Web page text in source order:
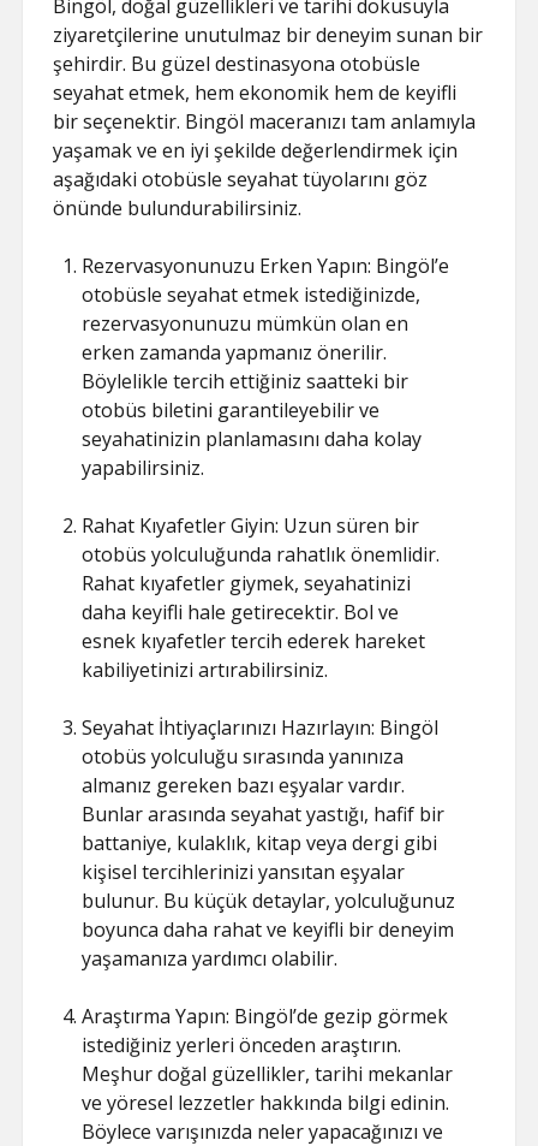
Bingöl, doğal güzellikleri ve tarihi dokusuyla
ziyaretçilerine unutulmaz bir deneyim sunan bir
şehirdir. Bu güzel destinasyona otobüsle
seyahat etmek, hem ekonomik hem de keyifli
bir seçenektir. Bingöl maceranızı tam anlamıyla
yaşamak ve en iyi şekilde değerlendirmek için
aşağıdaki otobüsle seyahat tüyolarını göz
önünde bulundurabilirsiniz.
Rezervasyonunuzu Erken Yapın: Bingöl’e
otobüsle seyahat etmek istediğinizde,
rezervasyonunuzu mümkün olan en
erken zamanda yapmanız önerilir.
Böylelikle tercih ettiğiniz saatteki bir
otobüs biletini garantileyebilir ve
seyahatinizin planlamasını daha kolay
yapabilirsiniz.
Rahat Kıyafetler Giyin: Uzun süren bir
otobüs yolculuğunda rahatlık önemlidir.
Rahat kıyafetler giymek, seyahatinizi
daha keyifli hale getirecektir. Bol ve
esnek kıyafetler tercih ederek hareket
kabiliyetinizi artırabilirsiniz.
Seyahat İhtiyaçlarınızı Hazırlayın: Bingöl
otobüs yolculuğu sırasında yanınıza
almanız gereken bazı eşyalar vardır.
Bunlar arasında seyahat yastığı, hafif bir
battaniye, kulaklık, kitap veya dergi gibi
kişisel tercihlerinizi yansıtan eşyalar
bulunur. Bu küçük detaylar, yolculuğunuz
boyunca daha rahat ve keyifli bir deneyim
yaşamanıza yardımcı olabilir.
Araştırma Yapın: Bingöl’de gezip görmek
istediğiniz yerleri önceden araştırın.
Meşhur doğal güzellikler, tarihi mekanlar
ve yöresel lezzetler hakkında bilgi edinin.
Böylece varışınızda neler yapacağınızı ve